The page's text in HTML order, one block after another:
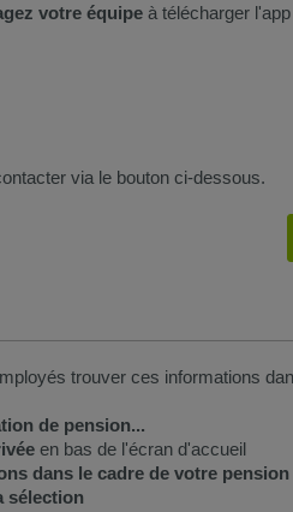
votre équipe à télécharger
via le bouton ci-dessous.
trouver ces informations
de pension...
en bas de l'écran d'accueil
dans le cadre de votre
sélection